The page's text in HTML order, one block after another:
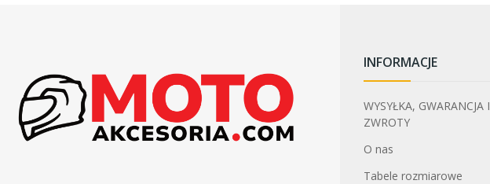
INFORMACJE
WYSYŁKA, GWARANCJA I
ZWROTY
O nas
Tabele rozmiarowe